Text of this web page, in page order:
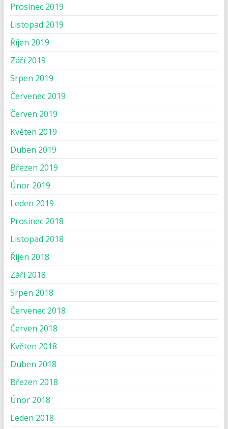
Prosinec 2019
Listopad 2019
Říjen 2019
Září 2019
Srpen 2019
Červenec 2019
Červen 2019
Květen 2019
Duben 2019
Březen 2019
Únor 2019
Leden 2019
Prosinec 2018
Listopad 2018
Říjen 2018
Září 2018
Srpen 2018
Červenec 2018
Červen 2018
Květen 2018
Duben 2018
Březen 2018
Únor 2018
Leden 2018